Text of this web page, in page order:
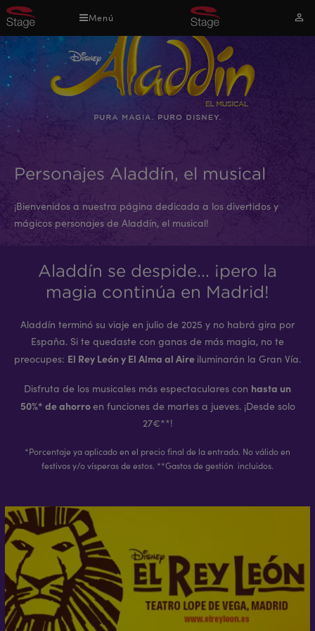
Pasar
al
contenido
principal
Menú
Mi
¡Bienvenidos a nuestra página dedicada a los divertidos y
mágicos personajes de Aladdín, el musical!
Personajes Aladdín, el musical
Aladdín se despide... ¡pero la
magia continúa en Madrid!
Aladdín terminó su viaje en julio de 2025 y no habrá gira por
España. Si te quedaste con ganas de más magia, no te
preocupes: El Rey León y El Alma al Aire iluminarán la Gran Vía.
Disfruta de los musicales más espectaculares con hasta un
50%* de ahorroen funciones de martes a jueves. ¡Desde solo
27€**!
*Porcentaje ya aplicado en el precio final de la entrada. No válido en
festivos y/o vísperas de estos. **Gastos de gestión incluidos.